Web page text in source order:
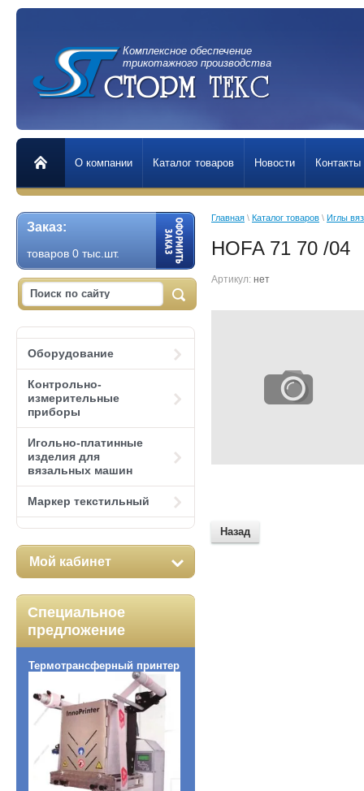
Комплексное обеспечение
трикотажного производства
О компании Каталог товаров Новости Контакты
Заказ:
товаров 0 тыс.шт.
Оборудование
Контрольно-
измерительные
приборы
Игольно-платинные
изделия для
вязальных машин
Маркер текстильный
Мой кабинет
Специальное
предложение
Термотрансферный принтер
Главная \ Каталог товаров \ Иглы
HOFA 71 70 /04
Артикул: нет
Назад